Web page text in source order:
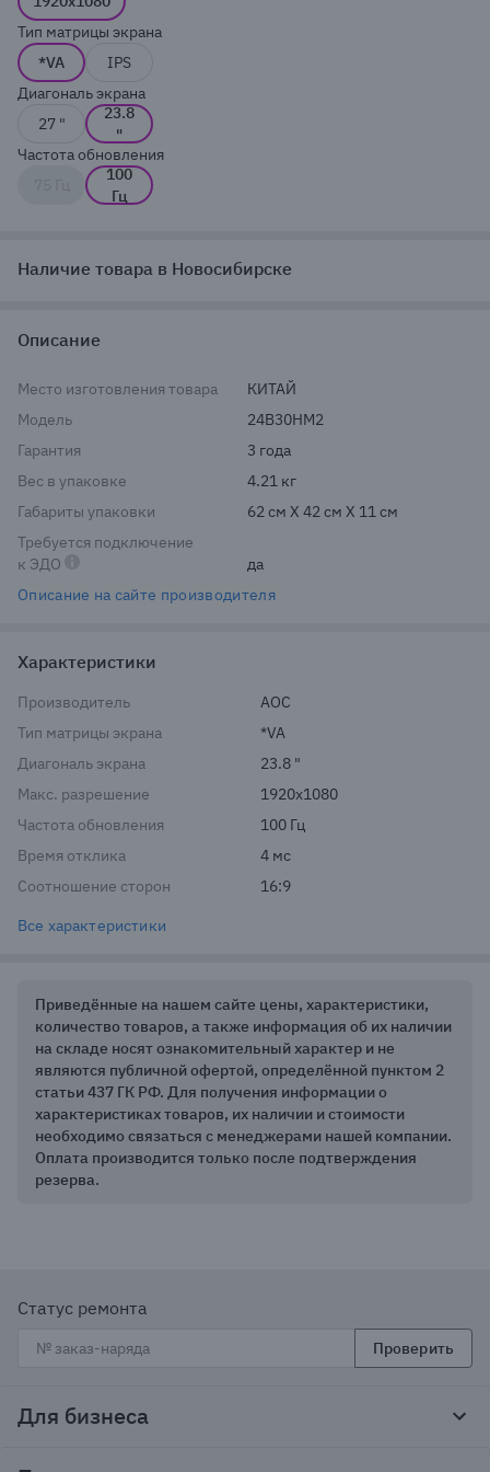
Тип матрицы экрана
*VA
IPS
Диагональ экрана
27 "
23.8
"
Частота обновления
100
Гц
Наличие товара в Новосибирске
Описание
Место изготовления товара
КИТАЙ
Модель
24B30HM2
Гарантия
3 года
Вес в упаковке
4.21 кг
Габариты упаковки
62 см X 42 см X 11 см
Требуется подключение
к ЭДО
да
Описание на сайте производителя
Характеристики
Производитель
AOC
Тип матрицы экрана
*VA
Диагональ экрана
23.8 "
Макс. разрешение
1920x1080
Частота обновления
100 Гц
Время отклика
4 мс
Соотношение сторон
16:9
Все характеристики
Приведённые на нашем сайте цены, характеристики,
количество товаров, а также информация об их наличии
на складе носят ознакомительный характер и не
являются публичной офертой, определённой пунктом 2
статьи 437 ГК РФ. Для получения информации о
характеристиках товаров, их наличии и стоимости
необходимо связаться с менеджерами нашей компании.
Оплата производится только после подтверждения
резерва.
Статус ремонта
Проверить
Для бизнеса